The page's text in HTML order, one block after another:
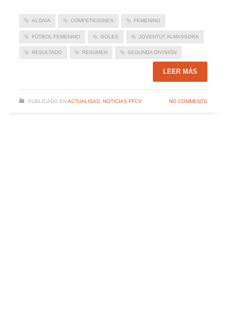
ALDAIA COMPETICIONES FEMENINO
FÚTBOL FEMENINO GOLES JOVENTUT ALMASSORA
RESULTADO RESUMEN SEGUNDA DIVISIÓN
LEER MÁS
PUBLICADO EN ACTUALIDAD, NOTICIAS FFCV NO COMMENTS